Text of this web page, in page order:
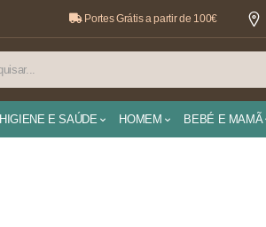
Portes Grátis a partir de 100€
HIGIENE E SAÚDE HOMEM BEBÉ E MAMÃ